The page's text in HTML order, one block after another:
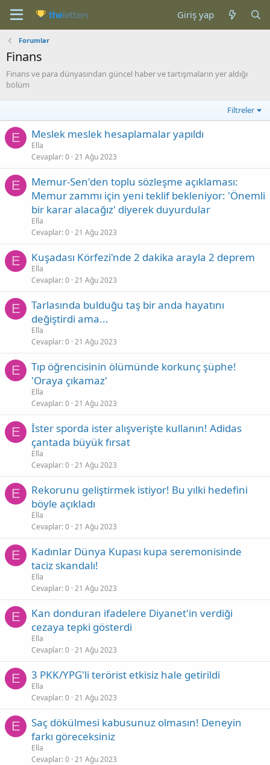
Giriş yap
Forumlar
Finans
Finans ve para dünyasından güncel haber ve tartışmaların yer aldığı
bölüm
Filtreler
E Meslek meslek hesaplamalar yapıldı
Ella
Cevaplar 0 21 Ağu 2023
E
Memur-Sen'den toplu sözleşme açıklaması:
Memur zammı için yeni teklif bekleniyor: 'Önemli
bir karar alacağız' diyerek duyurdular
Ella
Cevaplar 0 21 Ağu 2023
E Kuşadası Körfezi'nde 2 dakika arayla 2 deprem
Ella
Cevaplar 0 21 Ağu 2023
E
Tarlasında bulduğu taş bir anda hayatını
değiştirdi ama...
Ella
Cevaplar 0 21 Ağu 2023
E
Tıp öğrencisinin ölümünde korkunç şüphe!
'Oraya çıkamaz'
Ella
Cevaplar 0 21 Ağu 2023
E
İster sporda ister alışverişte kullanın! Adidas
çantada büyük fırsat
Ella
Cevaplar 0 21 Ağu 2023
E
Rekorunu geliştirmek istiyor! Bu yılki hedefini
böyle açıkladı
Ella
Cevaplar 0 21 Ağu 2023
E
Kadınlar Dünya Kupası kupa seremonisinde
taciz skandalı!
Ella
Cevaplar 0 21 Ağu 2023
E
Kan donduran ifadelere Diyanet'in verdiği
cezaya tepki gösterdi
Ella
Cevaplar 0 21 Ağu 2023
E 3 PKK/YPG'li terörist etkisiz hale getirildi
Ella
Cevaplar 0 21 Ağu 2023
E
Saç dökülmesi kabusunuz olmasın! Deneyin
farkı göreceksiniz
Ella
Cevaplar 0 21 Ağu 2023